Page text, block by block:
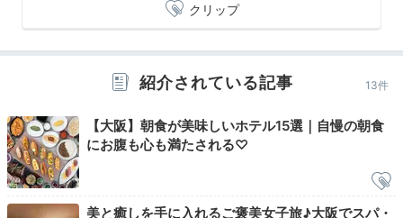
天空のビュッフェで
絶景の朝食を味わう
クリップ
紹介されている記事 13件
【大阪】朝食が美味しいホテル15選｜自慢の朝食
にお腹も心も満たされる♡
美と癒しを手に入れるご褒美女子旅♪大阪でスパ・